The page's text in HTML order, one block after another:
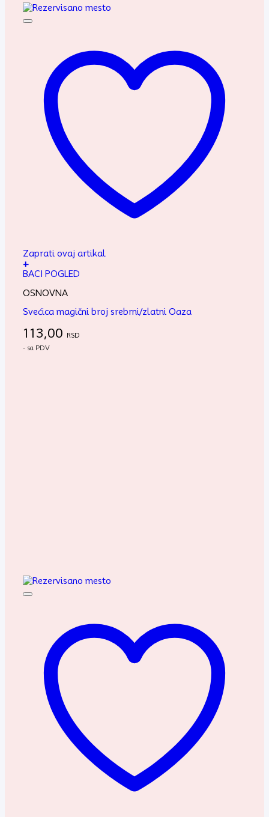
Zaprati ovaj artikal
+
BACI POGLED
OSNOVNA
Svećica magični broj srebrni/zlatni Oaza
113,00 RSD
- sa PDV